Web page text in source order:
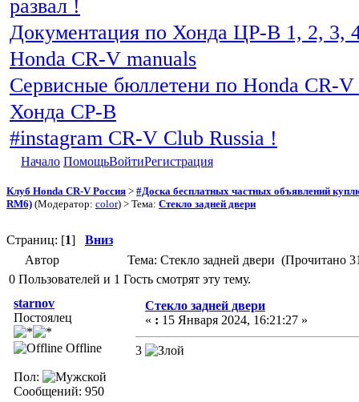
развал !
Документация по Хонда ЦР-В 1, 2, 3,
Honda CR-V manuals
Сервисные бюллетени по Honda CR-
Хонда СР-В
#instagram CR-V Club Russia !
Начало ПомощьВойтиРегистрация
Клуб Honda CR-V Россия > #Доска бесплатных частных объявлений
RM6) (Модератор: color) > Тема: Стекло задней двери
Страниц: [1] Вниз
Автор
Тема: Стекло задней двери (Прочитано
0 Пользователей и 1 Гость смотрят эту тему.
starnov
Постоялец
Offline
Пол:
Сообщений: 950
Стекло задней двери
« : 15 Января 2024, 16:21:27 »
3